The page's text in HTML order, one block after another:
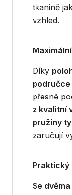
tkanině
vzhled.
Díky
područce
přesně
z kvalitní
pružiny
zaručují
Praktický
Se